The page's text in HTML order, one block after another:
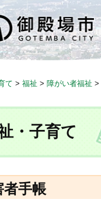
て > 福祉 > 障がい者福祉 >
・子育て
者手帳